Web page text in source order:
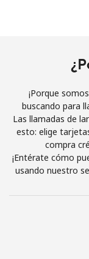
Al abrir una
¡Porque
buscando para
Las llamadas de
esto: elige
compra
¡Entérate cómo
usando nuestro